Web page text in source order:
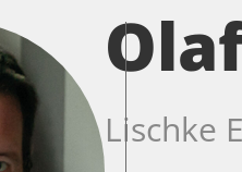
Lischke